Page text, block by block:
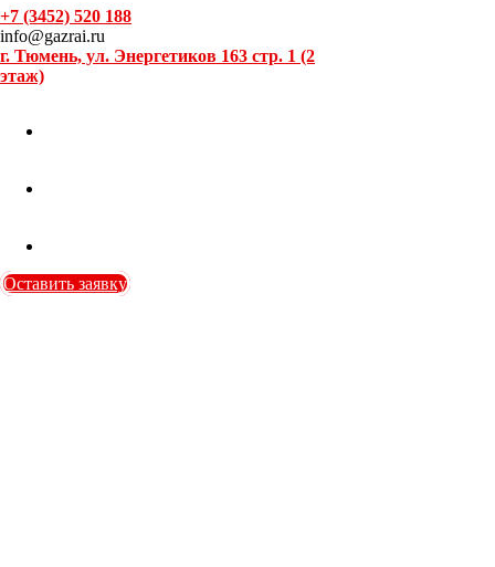
+7 (3452) 520 188
info@gazrai.ru
г. Тюмень, ул. Энергетиков 163 стр. 1 (2
этаж)
Оставить заявку